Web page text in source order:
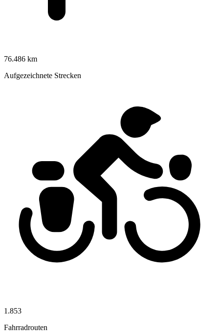
76.486 km
Aufgezeichnete Strecken
1.853
Fahrradrouten